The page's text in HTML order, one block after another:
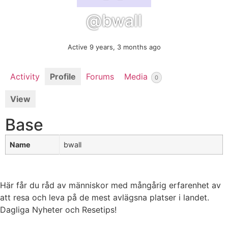
@bwall
Active 9 years, 3 months ago
Activity Profile Forums Media 0
View
Base
Name bwall
Här får du råd av människor med mångårig erfarenhet av
att resa och leva på de mest avlägsna platser i landet.
Dagliga Nyheter och Resetips!